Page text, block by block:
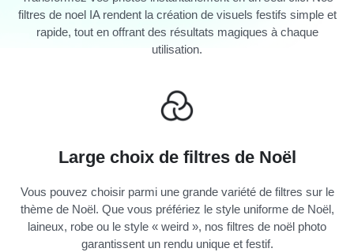
filtres de noel IA rendent la création de visuels festifs simple et
rapide, tout en offrant des résultats magiques à chaque
utilisation.
Large choix de filtres de Noël
Vous pouvez choisir parmi une grande variété de filtres sur le
thème de Noël. Que vous préfériez le style uniforme de Noël,
laineux, robe ou le style « weird », nos filtres de noël photo
garantissent un rendu unique et festif.